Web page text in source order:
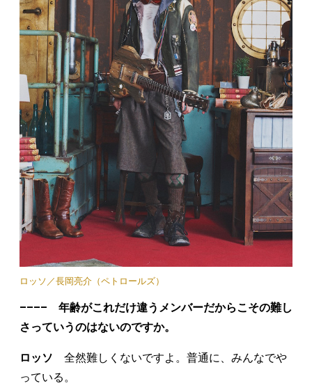
ロッソ／長岡亮介（ペトロールズ）
–––– 年齢がこれだけ違うメンバーだからこその難し
さっていうのはないのですか。
ロッソ 全然難しくないですよ。普通に、みんなでや
っている。